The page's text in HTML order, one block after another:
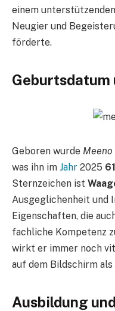
einem
Neugier und
förderte.
Geburtsdatum
Geboren wurde Meeno
was ihn im Jahr 2025
Sternzeichen ist
Ausgeglichenheit und
Eigenschaften, die
fachliche Kompetenz
wirkt er immer noch
auf dem Bildschirm
Ausbildung